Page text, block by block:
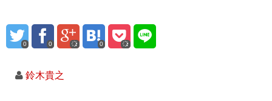
0 0 0
鈴木貴之